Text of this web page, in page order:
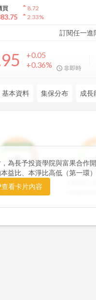
買 arrow_drop_up8.72
arrow_drop_up2.33%
訂閱任一進
+0.05
+0.36%
非即時
基本資料 集保分布 成長
低於低標
9
股利環 分
代表股利報酬率越高
代表股利報酬率越低
1
營收環
，為長予投資學院與富果合作開
益比、本淨比高低（第一環）
）以及營收成長性（第三環）
，用三環的表達方式讓投資人
查看卡片內容